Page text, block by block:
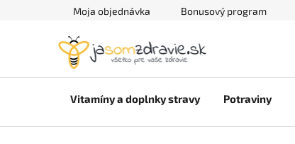
Moja objednávka Bonusový program
Vitamíny a doplnky stravy Potraviny